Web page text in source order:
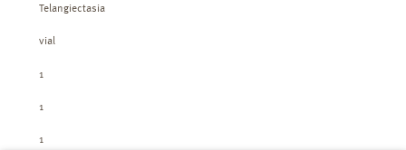
Telangiectasia
vial
1
1
1